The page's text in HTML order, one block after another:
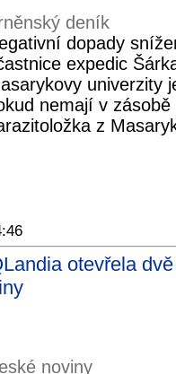
deník
dopady
expedic
univerzity
nemají v
z
otevřela
noviny